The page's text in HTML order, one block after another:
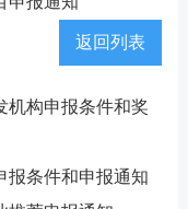
返回列表
机构申报条件和奖
报条件和申报通知